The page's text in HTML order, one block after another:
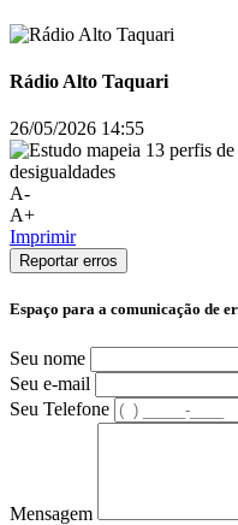
Rádio Alto Taquari
26/05/2026 14:55
A-
A+
Imprimir
Reportar erros
Espaço para a comunicação de
Seu nome
Seu e-mail
Seu Telefone
Mensagem